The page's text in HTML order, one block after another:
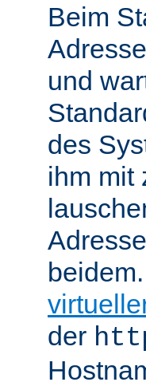
Beim
und
des
ihm mit
der